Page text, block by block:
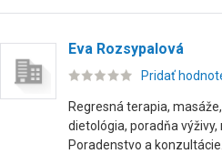
Eva Rozsypalová
Pridať
Regresná terapia,
dietológia, poradňa výživy,
Poradenstvo a konzultácie.